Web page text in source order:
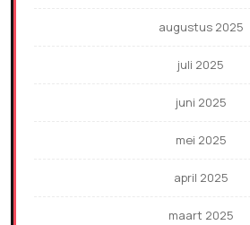
augustus 2025
juli 2025
juni 2025
mei 2025
april 2025
maart 2025